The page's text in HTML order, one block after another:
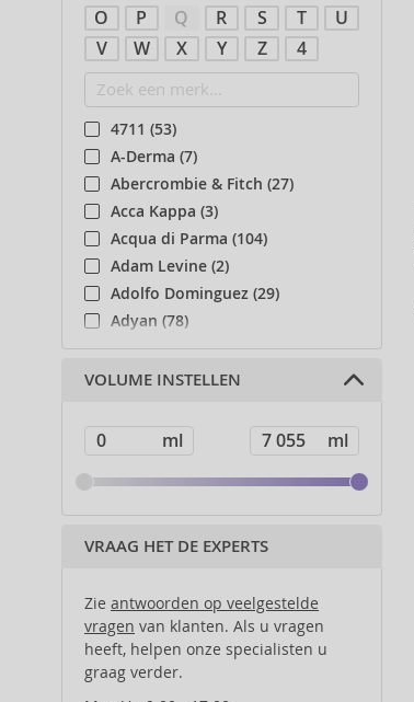
O
P Q R S T
U
V
W X Y Z 4
4711 (53)
A-Derma (7)
Abercrombie & Fitch (27)
Acca Kappa (3)
Acqua di Parma (104)
Adam Levine (2)
Adolfo Dominguez (29)
Adyan (78)
Affinage (1)
Afnan (83)
Ahava (49)
Aigner (41)
Ajmal (88)
Al Haramain (178)
Al Wataniah (79)
Alcina (156)
Alexander McQueen (2)
Alexandre.J (31)
Alfaparf Milano (175)
VOLUME INSTELLEN
VRAAG HET DE EXPERTS
Zie antwoorden op veelgestelde
vragen van klanten. Als u vragen
heeft, helpen onze specialisten u
graag verder.